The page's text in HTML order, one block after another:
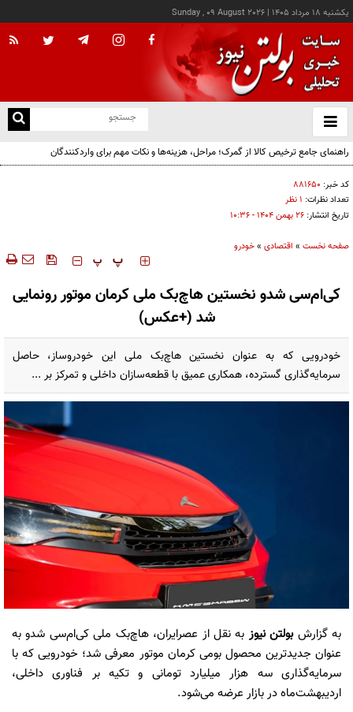
يکشنبه ۱۸ مرداد ۱۴۰۵ |
Sunday , 09 August 2026
باز
و
راهنمای جامع ترخیص کالا از گمرک؛ مراحل، هزینه‌ها و نکات مهم برای واردکنندگان
کد خبر: ۸۸۱۶۵۰
تعداد نظرات: ۱ نظر
تاریخ انتشار: ۲۶ بهمن ۱۴۰۴ - ۱۰:۳۶
صفحه نخست » اقتصادی »خودرو
‍‍‍ پ پ
کی‌ام‌سی شدو نخستین هاچ‌بک ملی کرمان موتور رونمایی
شد (+عکس)
خودرویی که به ‌عنوان نخستین هاچ‌بک ملی این خودروساز، حاصل
سرمایه‌گذاری گسترده، همکاری عمیق با قطعه‌سازان داخلی و تمرکز بر ...
به گزارشبولتن نیوز به نقل از عصرایران، هاچ‌بک ملی کی‌ام‌سی شدو به‌
عنوان جدیدترین محصول بومی کرمان موتور معرفی شد؛ خودرویی که با
سرمایه‌گذاری سه هزار میلیارد تومانی و تکیه بر فناوری داخلی،
اردیبهشت‌ماه در بازار عرضه می‌شود.